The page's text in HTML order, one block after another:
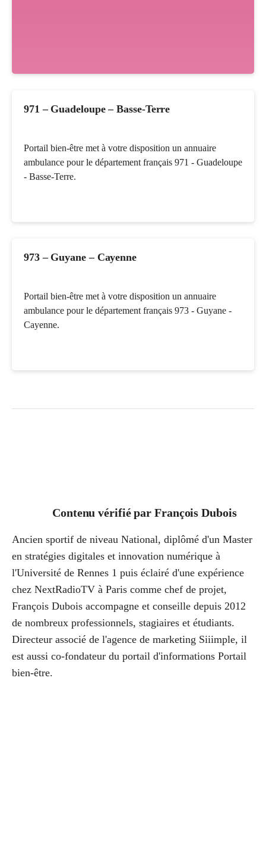
971 – Guadeloupe – Basse-Terre
Portail bien-être met à votre disposition un annuaire
ambulance pour le département français 971 - Guadeloupe
- Basse-Terre.
973 – Guyane – Cayenne
Portail bien-être met à votre disposition un annuaire
ambulance pour le département français 973 - Guyane -
Cayenne.
Contenu vérifié par François Dubois
Ancien sportif de niveau National, diplômé d'un Master
en stratégies digitales et innovation numérique à
l'Université de Rennes 1 puis éclairé d'une expérience
chez NextRadioTV à Paris comme chef de projet,
François Dubois accompagne et conseille depuis 2012
de nombreux professionnels, stagiaires et étudiants.
Directeur associé de l'agence de marketing Siiimple, il
est aussi co-fondateur du portail d'informations Portail
bien-être.